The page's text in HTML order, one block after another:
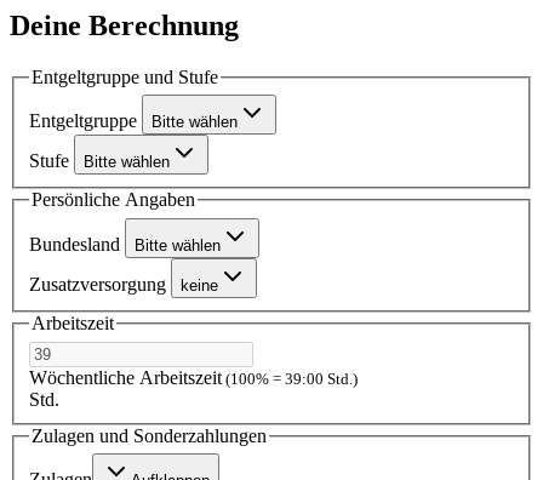
Deine Berechnung
Entgeltgruppe und Stufe
Entgeltgruppe Bitte wählen
Stufe Bitte wählen
Persönliche Angaben
Bundesland Bitte wählen
Zusatzversorgung keine
Arbeitszeit
Wöchentliche Arbeitszeit (100% = 39:00 Std.)
Std.
Zulagen und Sonderzahlungen